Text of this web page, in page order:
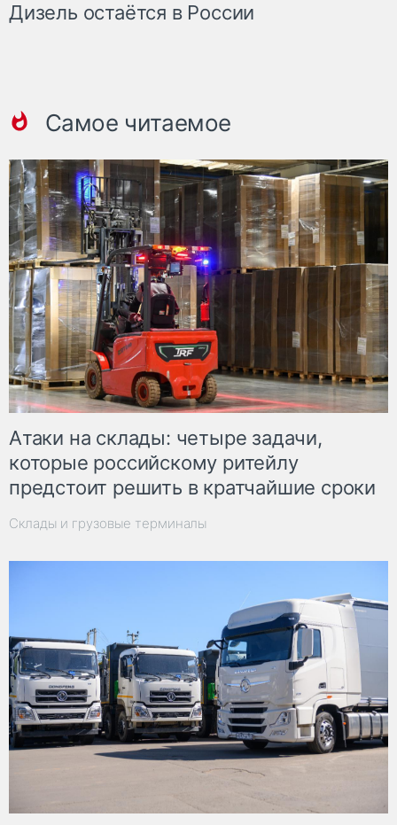
Дизель остаётся в России
Самое читаемое
Атаки на склады: четыре задачи,
которые российскому ритейлу
предстоит решить в кратчайшие сроки
Склады и грузовые терминалы